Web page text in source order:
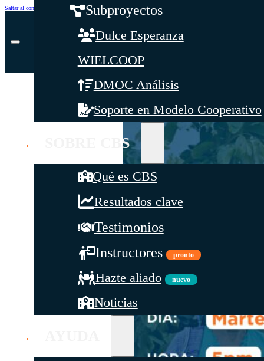
Saltar al contenido principal Saltar al pie de página
Subproyectos
Dulce Esperanza
WIELCOOP
DMOC Análisis
Soporte en Modelo Cooperativo
SOBRE CBS
Qué es CBS
Resultados clave
Testimonios
Instructores
pronto
Hazte aliado nuevo
Noticias